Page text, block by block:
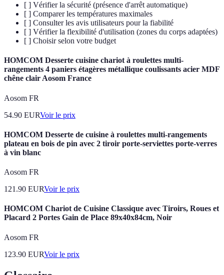
[ ] Vérifier la sécurité (présence d'arrêt automatique)
[ ] Comparer les températures maximales
[ ] Consulter les avis utilisateurs pour la fiabilité
[ ] Vérifier la flexibilité d'utilisation (zones du corps adaptées)
[ ] Choisir selon votre budget
HOMCOM Desserte cuisine chariot à roulettes multi-
rangements 4 paniers étagères métallique coulissants acier MDF
chêne clair Aosom France
Aosom FR
54.90 EURVoir le prix
HOMCOM Desserte de cuisine à roulettes multi-rangements
plateau en bois de pin avec 2 tiroir porte-serviettes porte-verres
à vin blanc
Aosom FR
121.90 EURVoir le prix
HOMCOM Chariot de Cuisine Classique avec Tiroirs, Roues et
Placard 2 Portes Gain de Place 89x40x84cm, Noir
Aosom FR
123.90 EURVoir le prix